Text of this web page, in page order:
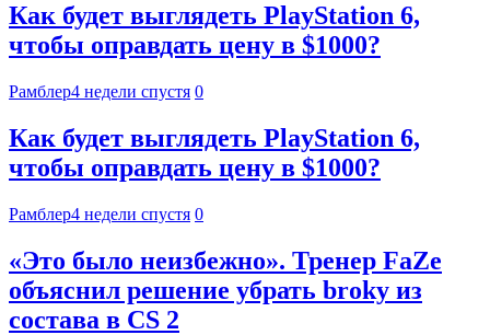
Как будет выглядеть PlayStation 6,
чтобы оправдать цену в $1000?
Рамблер4 недели спустя 0
Как будет выглядеть PlayStation 6,
чтобы оправдать цену в $1000?
Рамблер4 недели спустя 0
«Это было неизбежно». Тренер FaZe
объяснил решение убрать broky из
состава в CS 2